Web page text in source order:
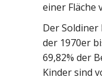
einer Fläche
Der
der 1970er
69,82% der
Kinder sind